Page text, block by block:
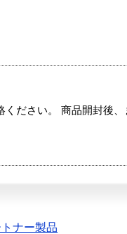
ださい。 商品開封後
ナー製品